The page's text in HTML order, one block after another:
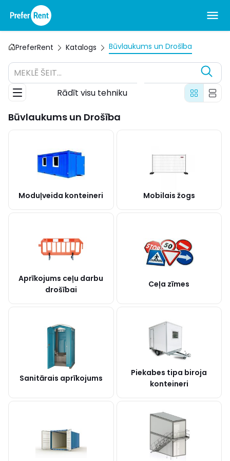
PreferRent Katalogs Būvlaukums un Drošība
MEKLĒ ŠEIT...
Rādīt visu tehniku
Būvlaukums un Drošība
Moduļveida konteineri Mobilais žogs
Aprīkojums ceļu darbu
drošībai
Ceļa zīmes
Sanitārais aprīkojums
Piekabes tipa biroja
konteineri